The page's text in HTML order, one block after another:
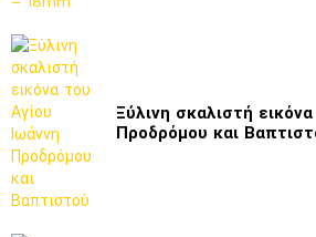
Ξύλινη σκαλιστή
Προδρόμου και